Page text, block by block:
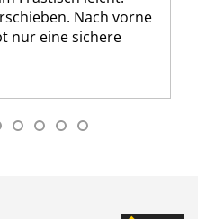
Nach vorne
nur eine sichere